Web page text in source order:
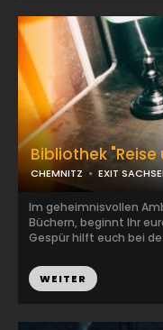
Bibliothek
CHEMNITZ EXIT
Im geheimnisvollen
Büchern, beginnt Ihr
Gespür hilft euch bei
WEITER